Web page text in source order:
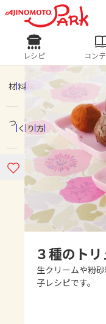
ログイ
ログイン
ホーム
コンテンツ
レシピ
よくある
レシピ
人気の食材・レ
きゅうり
ピーマン
レシピ コン
材料
つくり方
３種のト
生クリームや粉
子レシピです。